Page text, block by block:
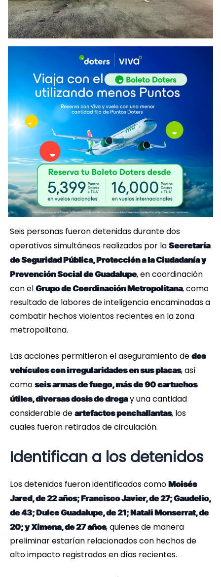
Seis personas fueron detenidas durante dos
operativos simultáneos realizados por la Secretaría
de Seguridad Pública, Protección a la Ciudadanía y
Prevención Social de Guadalupe, en coordinación
con el Grupo de Coordinación Metropolitana, como
resultado de labores de inteligencia encaminadas a
combatir hechos violentos recientes en la zona
metropolitana.
Las acciones permitieron el aseguramiento de dos
vehículos con irregularidades en sus placas, así
como seis armas de fuego, más de 90 cartuchos
útiles, diversas dosis de drogay una cantidad
considerable de artefactos ponchallantas, los
cuales fueron retirados de circulación.
Identifican a los detenidos
Los detenidos fueron identificados como Moisés
Jared, de 22 años; Francisco Javier, de 27; Gaudelio,
de 43; Dulce Guadalupe, de 21; Natali Monserrat, de
20; y Ximena, de 27 años, quienes de manera
preliminar estarían relacionados con hechos de
alto impacto registrados en días recientes.